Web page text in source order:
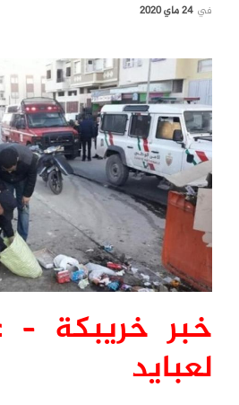
في 24 ماي 2020
خبر خريبكة –
لعبايد